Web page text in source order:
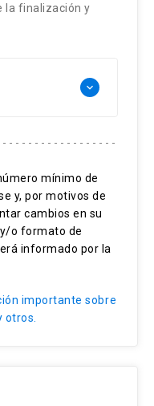
la finalización y
keyboard_arrow_down
era digital
mínimo de
y, por motivos de
cambios en su
o formato de
informado por la
importante sobre
otros.